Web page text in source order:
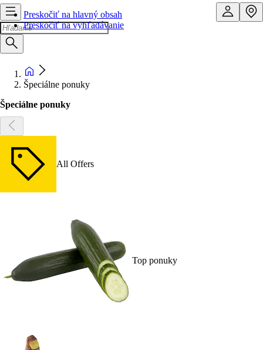
Preskočiť na hlavný obsah
Preskočiť na vyhľadávanie
Špeciálne ponuky
Špeciálne ponuky
All Offers
Top ponuky